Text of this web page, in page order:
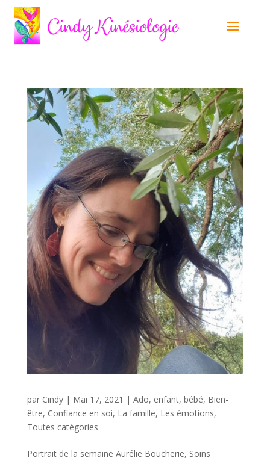
par Cindy| Mai 17, 2021 | Ado, enfant, bébé, Bien-
être, Confiance en soi, La famille, Les émotions,
Toutes catégories
Portrait de la semaine Aurélie Boucherie, Soins